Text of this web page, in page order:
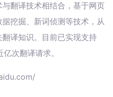
翻译技术相结合，基于网页
挖掘、新词侦测等技术，从
译知识。目前已实现支持
次翻译请求。